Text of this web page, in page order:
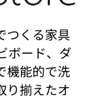
つくる家具
ボード、ダ
機能的で洗
り揃えたオ